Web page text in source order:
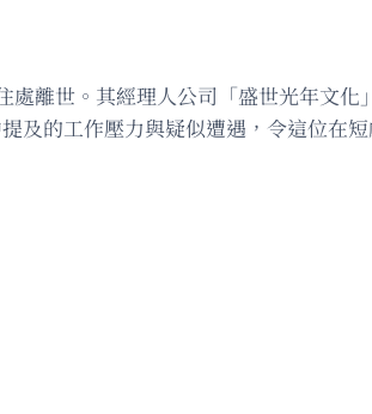
離世。其經理人公司「盛世光年文
的工作壓力與疑似遭遇，令這位在